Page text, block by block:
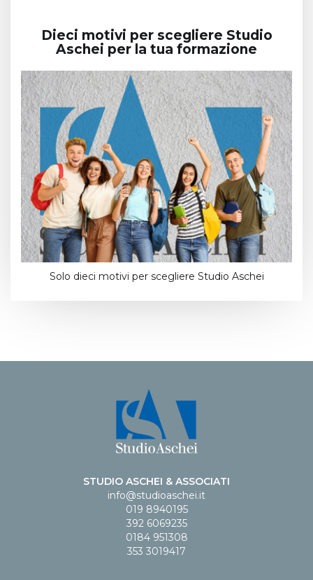
Dieci motivi per scegliere Studio
Aschei per la tua formazione
Solo dieci motivi per scegliere Studio Aschei
STUDIO ASCHEI & ASSOCIATI
info@studioaschei.it
019 8940195
392 6069235
0184 951308
353 3019417